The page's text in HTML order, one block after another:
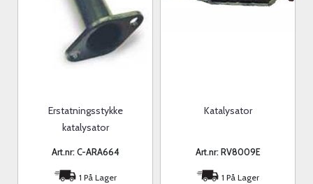
Erstatningsstykke
katalysator
Art.nr: C-ARA664
1 På Lager
Katalysator
Art.nr: RV8009E
1 På Lager